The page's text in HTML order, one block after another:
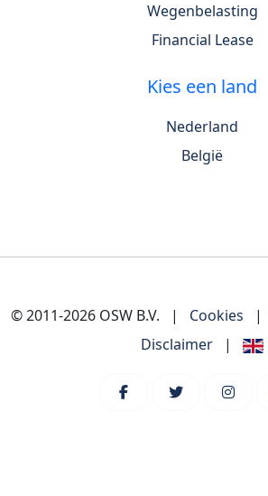
Wegenbelasting
Financial Lease
Kies een land
Nederland
België
© 2011-2026 OSW B.V. | Cookies |
Disclaimer
|